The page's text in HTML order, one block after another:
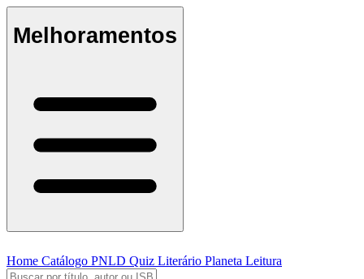
Melhoramentos
Home Catálogo PNLD Quiz Literário Planeta Leitura